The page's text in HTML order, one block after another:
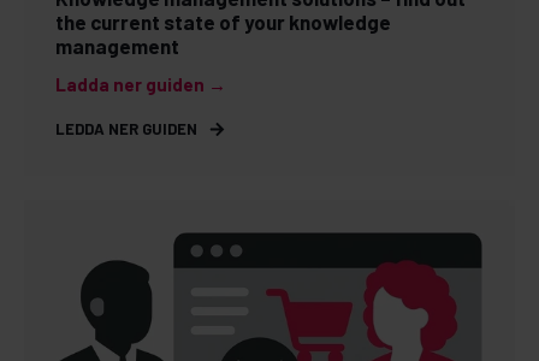
the current state of your knowledge
management
Ladda ner guiden →
LEDDA NER GUIDEN